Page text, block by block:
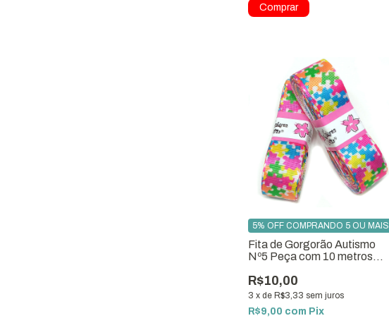
Fita de Gorgorão Autismo
Nº5 Peça com 10 metros
R$10,00
3 xde R$3,33 sem juros
5% OFF COMPRANDO 5 OU MAIS
R$9,00 com Pix